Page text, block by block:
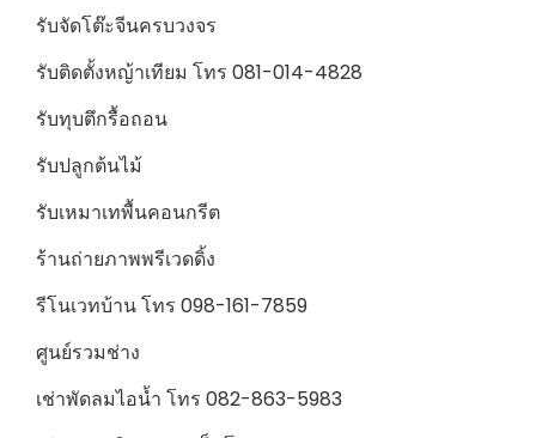
รับจัดโต๊ะจีนครบวงจร
รับติดตั้งหญ้าเทียม โทร 081-014-4828
รับทุบตึกรื้อถอน
รับปลูกต้นไม้
รับเหมาเทพื้นคอนกรีต
ร้านถ่ายภาพพรีเวดดิ้ง
รีโนเวทบ้าน โทร 098-161-7859
ศูนย์รวมช่าง
เช่าพัดลมไอน้ำ โทร 082-863-5983